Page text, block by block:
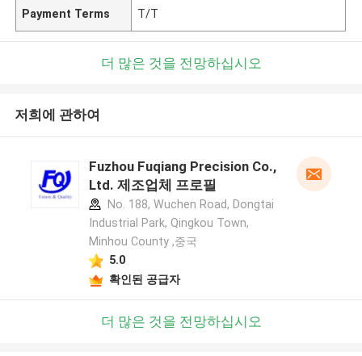
Payment Terms T/T
더 많은 것을 전망하십시오
저희에 관하여
Fuzhou Fuqiang Precision Co.,
Ltd. 제조업체 프로필
No. 188, Wuchen Road, Dongtai
Industrial Park, Qingkou Town,
Minhou County ,중국
5.0
확인된 공급자
더 많은 것을 전망하십시오